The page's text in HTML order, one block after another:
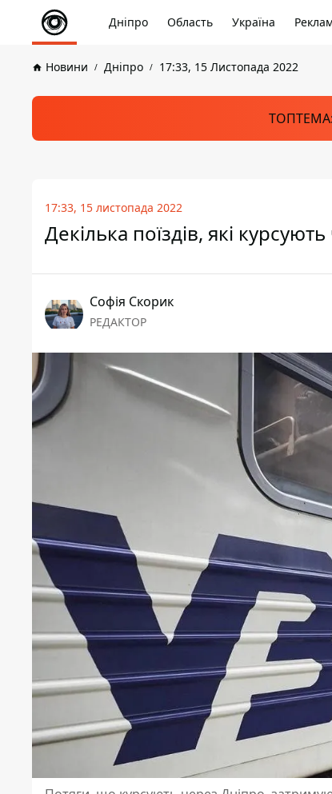
Дніпро Область Україна
Новини Дніпро 17:33, 15 Листопада 2022
ТОПТЕМА:
17:33, 15 листопада 2022
Декілька поїздів, які
Софія Скорик
РЕДАКТОР